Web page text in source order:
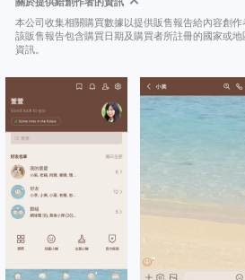
本公司收集相關購買數據以提供販售報告給內容創作
該販售報告包含購買日期及購買者所註冊的國家或
資訊。